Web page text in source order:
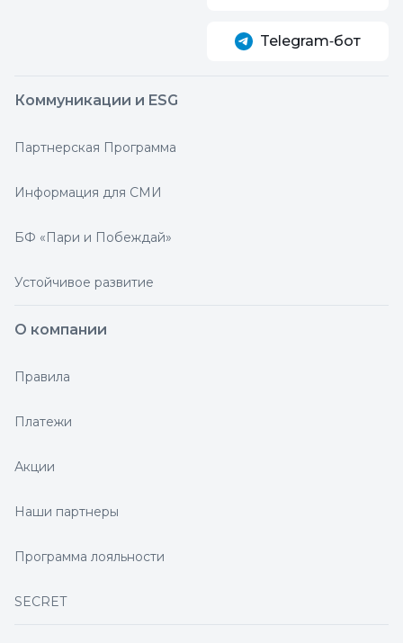
Telegram‑бот
Коммуникации и ESG
Партнерская Программа
Информация для СМИ
БФ «Пари и Побеждай»
Устойчивое развитие
О компании
Правила
Платежи
Акции
Наши партнеры
Программа лояльности
SECRET